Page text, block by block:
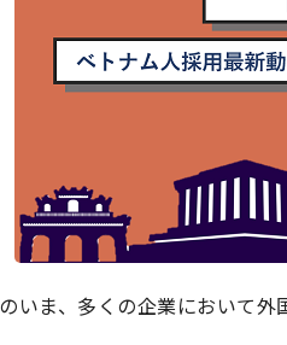
いま、多くの企業において外